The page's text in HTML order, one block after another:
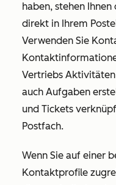
haben, stehen
direkt in Ihrem
Verwenden Sie
Vertriebs
auch Aufgaben
und Tickets
Postfach.
Wenn Sie auf einer
Kontaktprofile